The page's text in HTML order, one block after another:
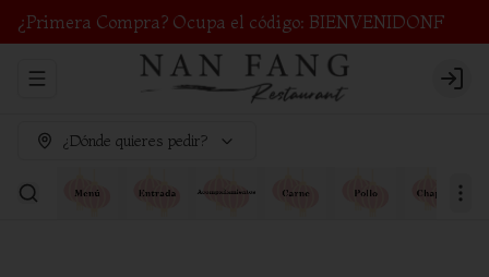
¿Primera Compra? Ocupa el código: BIENVENIDONF
Abrir menu de navegación Login
¿Dónde quieres pedir?